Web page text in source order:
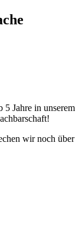
Jahre in unserem
wir noch über